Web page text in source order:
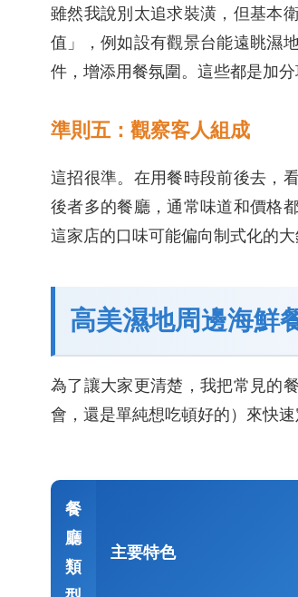
雖然我說別太追求裝潢，但基本
值」，例如設有觀景台能遠眺濕
件，增添用餐氛圍。這些都是加分
準則五：觀察客人組成
這招很準。在用餐時段前後去，
後者多的餐廳，通常味道和價格
這家店的口味可能偏向制式化的
高美濕地周邊海鮮
為了讓大家更清楚，我把常見的
會，還是單純想吃頓好的）來快速
餐
廳
類
主要特色